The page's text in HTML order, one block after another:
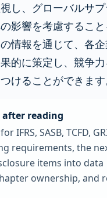
し、グローバルサ
影響を考慮するこ
情報を通じて、各企
的に策定し、競争力
けることができます
after reading
IFRS, SASB, TCFD,
requirements, the
items into data
ownership, and